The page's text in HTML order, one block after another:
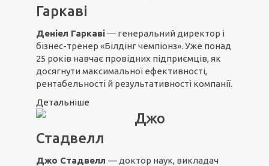
Гаркаві
Деніел Гаркаві― генеральний директор і
бізнес-тренер «Білдінг чемпіонз». Уже понад
25 років навчає провідних підприємців, як
досягнути максимальної ефективності,
рентабельності й результативності компанії.
Детальніше
Джо
Стадвелл
Джо Стадвелл — доктор наук, викладач